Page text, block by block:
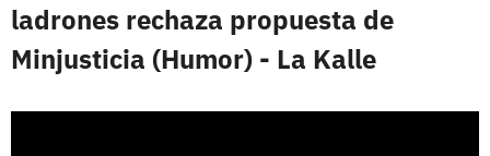
ladrones rechaza propuesta de
Minjusticia (Humor) - La Kalle